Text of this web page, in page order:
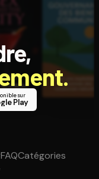
sur
Play
FAQCatégories